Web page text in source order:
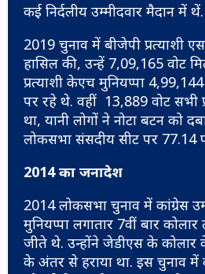
कई निर्दलीय उम्मीदवार मैदान में थें.
2019 चुनाव में बीजेपी प्रत्याशी
हासिल की, उन्हें 7,09,165 वोट
प्रत्याशी केएच मुनियप्पा
पर रहे थे. वहीं 13,889 वोट सभी
था, यानी लोगों ने नोटा बटन को
लोकसभा संसदीय सीट पर 77.14
2014 का जनादेश
2014 लोकसभा चुनाव में कांग्रेस
मुनियप्पा लगातार 7वीं बार
जीते थे. उन्होंने जेडीएस के कोलार
के अंतर से हराया था. इस चुनाव में